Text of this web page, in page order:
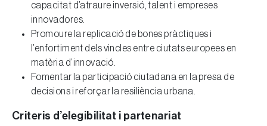
capacitat d’atraure inversió, talent i empreses
innovadores.
Promoure la replicació de bones pràctiques i
l’enfortiment dels vincles entre ciutats europees en
matèria d’innovació.
Fomentar la participació ciutadana en la presa de
decisions i reforçar la resiliència urbana.
Criteris d’elegibilitat i partenariat